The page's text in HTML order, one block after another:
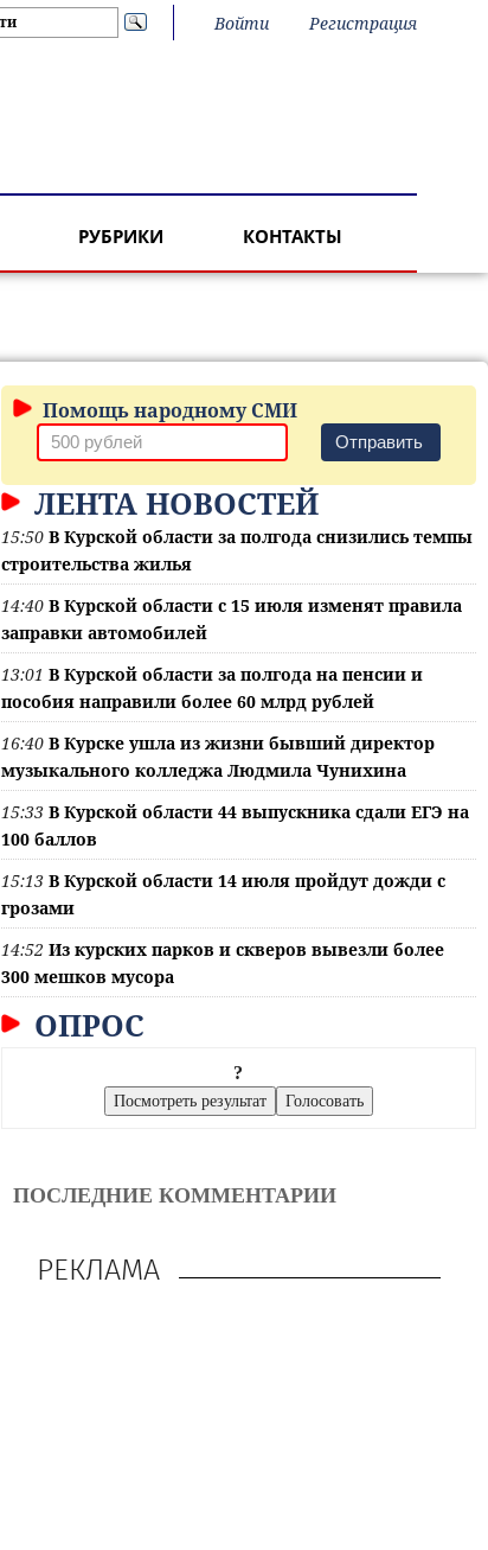
Войти Регистрация
РУБРИКИ КОНТАКТЫ
Помощь народному СМИ
Отправить
ЛЕНТА НОВОСТЕЙ
15:50 В Курской области за полгода снизились темпы
строительства жилья
14:40 В Курской области с 15 июля изменят правила
заправки автомобилей
13:01 В Курской области за полгода на пенсии и
пособия направили более 60 млрд рублей
16:40 В Курске ушла из жизни бывший директор
музыкального колледжа Людмила Чунихина
15:33 В Курской области 44 выпускника сдали ЕГЭ на
100 баллов
15:13 В Курской области 14 июля пройдут дожди с
грозами
14:52 Из курских парков и скверов вывезли более
300 мешков мусора
ОПРОС
?
ПОСЛЕДНИЕ КОММЕНТАРИИ
РЕКЛАМА